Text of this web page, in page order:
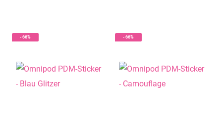
- 66% - 66%